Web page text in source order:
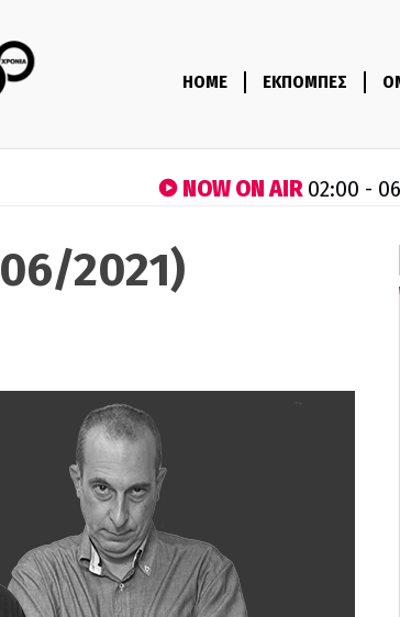
HOME ΕΚΠΟΜΠΕΣ
NOW ON AIR02:00 -
2021)